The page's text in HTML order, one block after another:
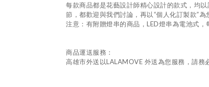
每款商品都是花藝設計師精心設計的款式，均
節，都歡迎與我們討論，再以 “個人化訂製款”為
注意：有附贈燈串的商品， LED燈串為電池式，
商品運送服務：
高雄市外送以LALAMOVE 外送為您服務，請務